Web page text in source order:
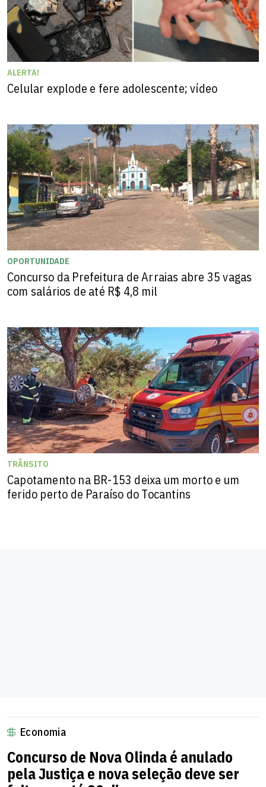
ALERTA!
Celular explode e fere adolescente; vídeo
OPORTUNIDADE
Concurso da Prefeitura de Arraias abre 35 vagas
com salários de até R$ 4,8 mil
TRÂNSITO
Capotamento na BR-153 deixa um morto e um
ferido perto de Paraíso do Tocantins
Economia
Concurso de Nova Olinda é anulado
pela Justiça e nova seleção deve ser